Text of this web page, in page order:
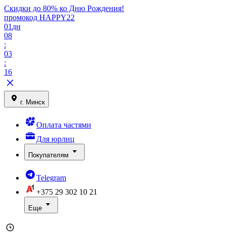
Скидки до 80% ко Дню Рождения!
промокод HAPPY22
01 дн
08
:
03
:
16
г. Минск
Оплата частями
Для юрлиц
Покупателям
Telegram
+375 29 302 10 21
Еще